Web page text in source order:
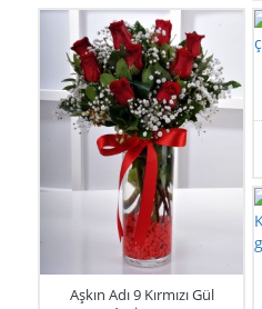
Aşkın Adı 9 Kırmızı Gül